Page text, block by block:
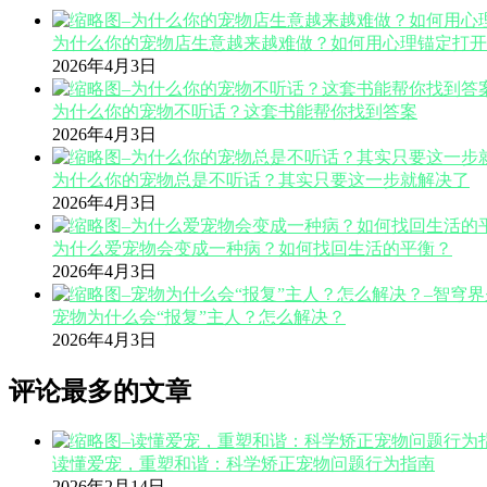
为什么你的宠物店生意越来越难做？如何用心理锚定打
2026年4月3日
为什么你的宠物不听话？这套书能帮你找到答案
2026年4月3日
为什么你的宠物总是不听话？其实只要这一步就解决了
2026年4月3日
为什么爱宠物会变成一种病？如何找回生活的平衡？
2026年4月3日
宠物为什么会“报复”主人？怎么解决？
2026年4月3日
评论最多的文章
读懂爱宠，重塑和谐：科学矫正宠物问题行为指南